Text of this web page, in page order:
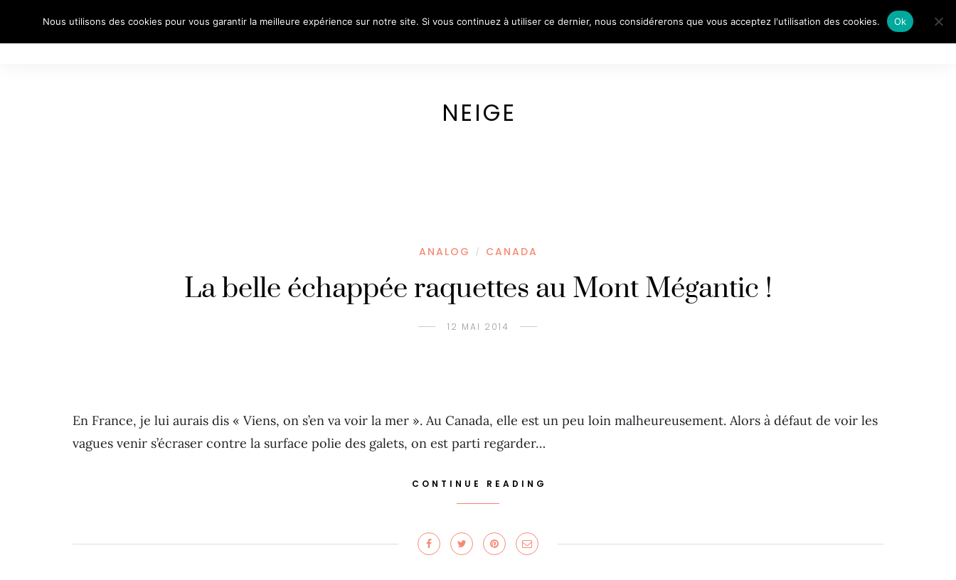
À PROPOS
NEIGE
ANALOG / CANADA
La belle échappée raquettes au Mont Mégantic !
12 MAI 2014
En France, je lui aurais dis « Viens, on s’en va voir la mer ». Au Canada, elle est un peu loin malheureusement. Alors à défaut de voir les
vagues venir s’écraser contre la surface polie des galets, on est parti regarder…
CONTINUE READING
Nous utilisons des cookies pour vous garantir la meilleure expérience sur notre site. Si vous continuez à utiliser ce dernier, nous considérerons que vous acceptez l'utilisation des cookies. Ok